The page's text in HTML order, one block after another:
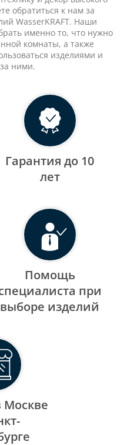
обратиться к нам за
WasserKRAFT. Наши
именно то, что нужно
комнаты, а также
изделиями и
ними.
Гарантия до 10
лет
Помощь
при
выборе изделий